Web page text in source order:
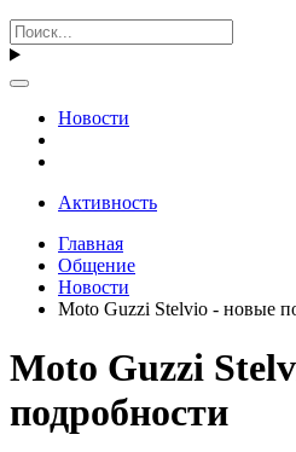
Новости
Активность
Главная
Общение
Новости
Moto Guzzi Stelvio - новые
Moto Guzzi
подробности